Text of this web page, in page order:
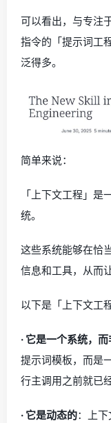
可以看出，与专注
指令的「提示词工
泛得多。
简单来说：
「上下文工程」
统。
这些系统能够在恰
信息和工具，从而
以下是「上下文工
· 它是一个系统，
提示词模板，而是
行主调用之前就已
· 它是动态的：上